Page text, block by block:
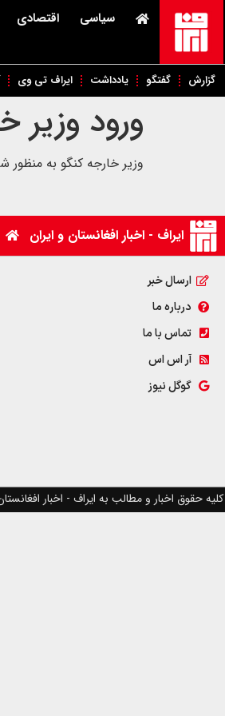
سیاسی اقتصادی
گزارش گفتگو یادداشت ایراف تی وی
ورود وزیر
وزیر خارجه کنگو به منظور
ایراف - اخبار افغانستان و ایران
ارسال خبر
درباره ما
تماس با ما
آر اس اس
گوگل نیوز
کلیه حقوق اخبار و مطالب به ایراف - اخبار